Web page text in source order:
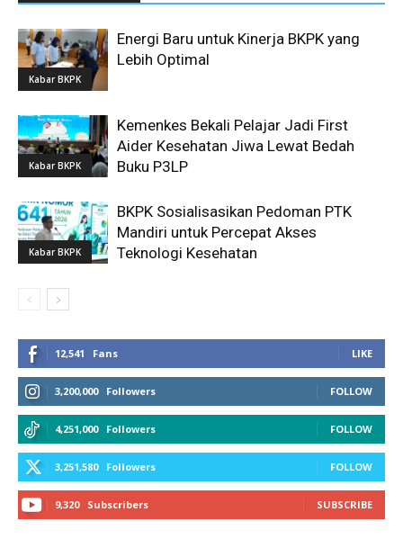
Kabar BKPK
Energi Baru untuk Kinerja BKPK yang
Lebih Optimal
Kabar BKPK
Kemenkes Bekali Pelajar Jadi First
Aider Kesehatan Jiwa Lewat Bedah
Buku P3LP
Kabar BKPK
BKPK Sosialisasikan Pedoman PTK
Mandiri untuk Percepat Akses
Teknologi Kesehatan
12,541 Fans LIKE
3,200,000 Followers FOLLOW
4,251,000 Followers FOLLOW
3,251,580 Followers FOLLOW
9,320 Subscribers SUBSCRIBE